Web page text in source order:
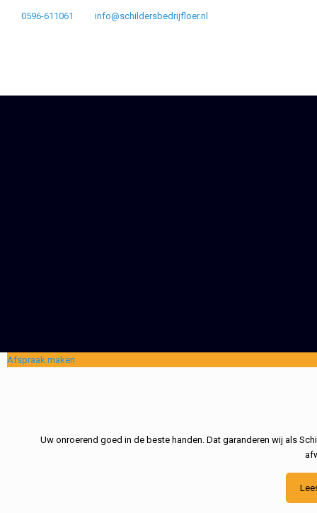
0596-611061 info@schildersbedrijfloer.nl
Afspraak maken
Uw onroerend goed in de beste handen. Dat garanderen wij als